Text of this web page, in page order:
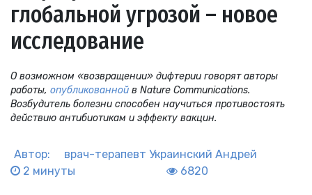
глобальной угрозой – новое
исследование
О возможном «возвращении» дифтерии говорят авторы
работы, опубликованной в Nature Communications.
Возбудитель болезни способен научиться противостоять
действию антибиотикам и эффекту вакцин.
Автор: врач-терапевт Украинский Андрей
2 минуты
6820